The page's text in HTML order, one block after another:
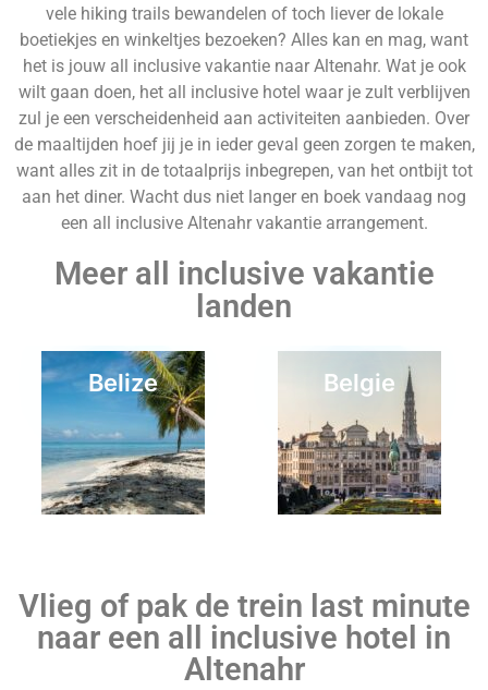
vele hiking trails bewandelen of toch liever de lokale
boetiekjes en winkeltjes bezoeken? Alles kan en mag, want
het is jouw all inclusive vakantie naar Altenahr. Wat je ook
wilt gaan doen, het all inclusive hotel waar je zult verblijven
zul je een verscheidenheid aan activiteiten aanbieden. Over
de maaltijden hoef jij je in ieder geval geen zorgen te maken,
want alles zit in de totaalprijs inbegrepen, van het ontbijt tot
aan het diner. Wacht dus niet langer en boek vandaag nog
een all inclusive Altenahr vakantie arrangement.
Meer all inclusive vakantie
landen
Belize Belgie
Vlieg of pak de trein last minute
naar een all inclusive hotel in
Altenahr